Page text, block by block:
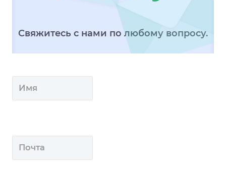
Свяжитесь с нами по любому вопросу.
безопасно.